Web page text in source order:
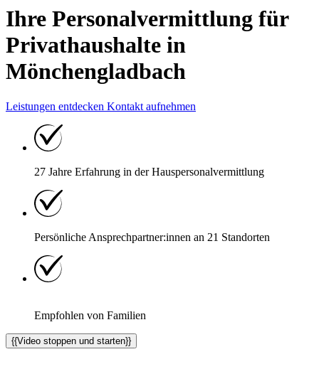
Ihre Personalvermittlung für
Privathaushalte in
Mönchengladbach
Leistungen entdecken Kontakt aufnehmen
27 Jahre Erfahrung in der Hauspersonalvermittlung
Persönliche Ansprechpartner:innen an 21 Standorten
Empfohlen von Familien
{{Video stoppen und starten}}